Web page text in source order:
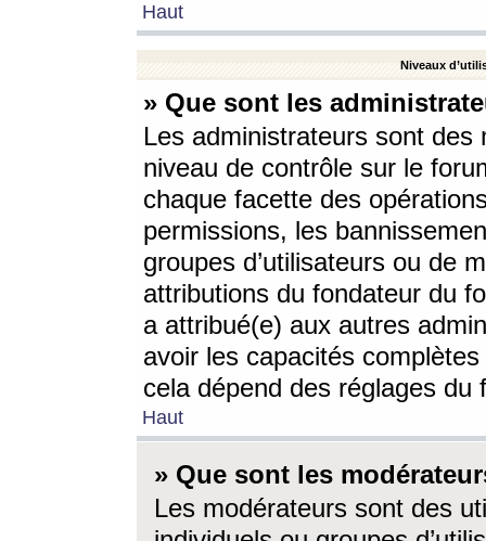
Haut
Niveaux
» Que sont les
Les administrateurs sont
niveau de contrôle sur le
chaque facette des
permissions, les
groupes d’utilisateurs ou de
attributions du fondateur du
a attribué(e) aux autres
avoir les capacités
cela dépend des réglages du
Haut
» Que sont les
Les modérateurs sont des